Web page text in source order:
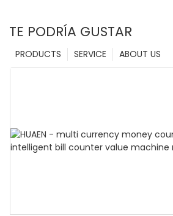
TE PODRÍA GUSTAR
ABOUT US
SERVICE
PRODUCTS